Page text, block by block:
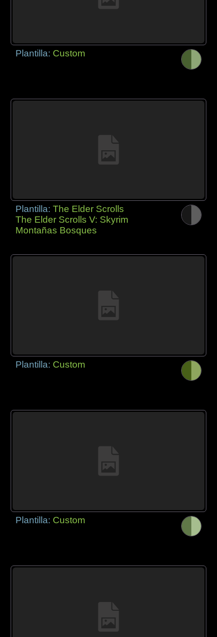
Plantilla: Custom
Plantilla:The Elder Scrolls
The Elder Scrolls V: Skyrim
Montañas Bosques
Plantilla: Custom
Plantilla: Custom